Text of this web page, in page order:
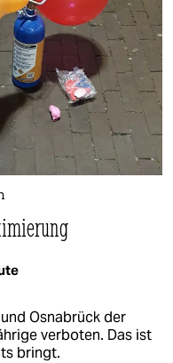
Osnabrück der
verboten. Das ist
bringt.